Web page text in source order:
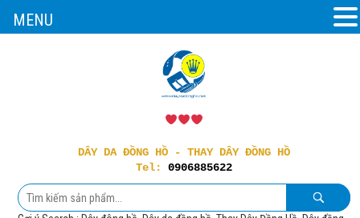
DÂY DA ĐỒNG HỒ - THAY DÂY ĐỒNG HỒ
Tel: 0906885622
MENU